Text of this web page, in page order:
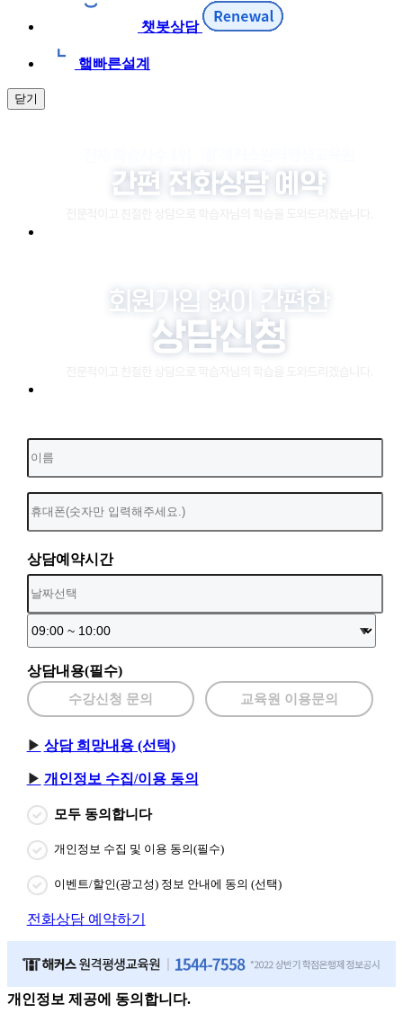
챗봇상담
햌빠른설계
닫기
상담예약시간
상담내용(필수)
수강신청 문의 교육원 이용문의
상담 희망내용 (선택)
개인정보 수집/이용 동의
모두 동의합니다
개인정보 수집 및 이용 동의(필수)
이벤트/할인(광고성) 정보 안내에 동의 (선택)
전화상담 예약하기
개인정보 제공에 동의합니다.